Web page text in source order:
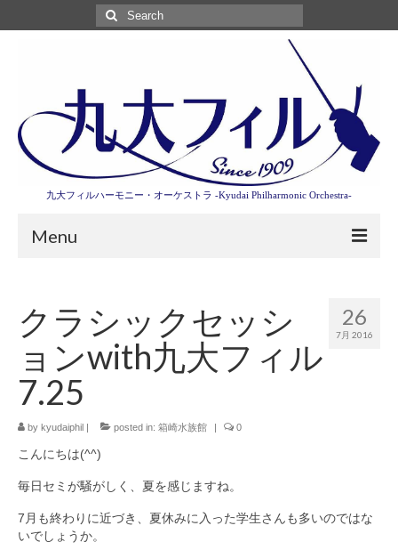
Search
for:
九大フィルハーモニー・オーケストラ -Kyudai Philharmonic Orchestra-
Menu
演奏会情報
卒業記念演奏会2027
九大フィルとは
九大フィルの歴史
出張演奏
26
7月 2016
クラシックセッシ
ョンwith九大フィル
7.25
by kyudaiphil posted in: 箱崎水族館 0
こんにちは(^^)
毎日セミが騒がしく、夏を感じますね。
7月も終わりに近づき、夏休みに入った学生さんも多いのではな
いでしょうか。